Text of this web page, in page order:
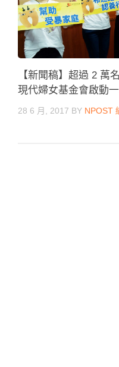
【新聞稿】超過 2 萬
現代婦女基金會啟動
28 6 月, 2017 BY NPOST